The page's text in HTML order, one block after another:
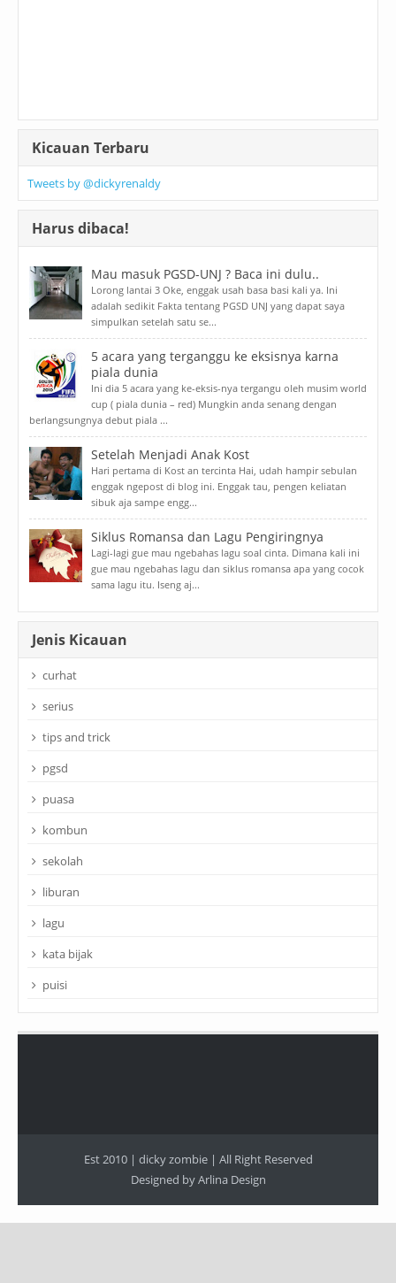
Kicauan Terbaru
Tweets by @dickyrenaldy
Harus dibaca!
Mau masuk PGSD-UNJ ? Baca ini dulu..
Lorong lantai 3 Oke, enggak usah basa basi kali ya. Ini
adalah sedikit Fakta tentang PGSD UNJ yang dapat saya
simpulkan setelah satu se...
5 acara yang terganggu ke eksisnya karna
piala dunia
Ini dia 5 acara yang ke-eksis-nya tergangu oleh musim world
cup ( piala dunia – red) Mungkin anda senang dengan
berlangsungnya debut piala ...
Setelah Menjadi Anak Kost
Hari pertama di Kost an tercinta Hai, udah hampir sebulan
enggak ngepost di blog ini. Enggak tau, pengen keliatan
sibuk aja sampe engg...
Siklus Romansa dan Lagu Pengiringnya
Lagi-lagi gue mau ngebahas lagu soal cinta. Dimana kali ini
gue mau ngebahas lagu dan siklus romansa apa yang cocok
sama lagu itu. Iseng aj...
Jenis Kicauan
curhat
serius
tips and trick
pgsd
puasa
kombun
sekolah
liburan
lagu
kata bijak
puisi
Est 2010 | dicky zombie| All Right Reserved
Designed byArlina Design